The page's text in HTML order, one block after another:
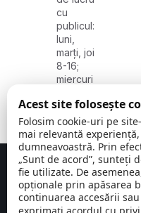
cu
publicul:
luni,
marți, joi
8-16;
miercuri
vineri 8-
14
Concept realizat deBig
Acest site folosește
Folosim cookie-uri pe
mai relevantă
dumneavoastră. Prin
„Sunt de acord”, sunteți
fie utilizate. De
opționale prin apăsarea
continuarea accesării